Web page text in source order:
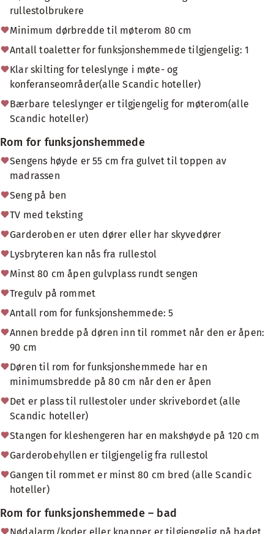
rullestolbrukere
Minimum dørbredde til møterom 80 cm
Antall toaletter for funksjonshemmede tilgjengelig: 1
Klar skilting for teleslynge i møte- og
konferanseområder(alle Scandic hoteller)
Bærbare teleslynger er tilgjengelig for møterom(alle
Scandic hoteller)
Rom for funksjonshemmede
Sengens høyde er 55 cm fra gulvet til toppen av
madrassen
Seng på ben
TV med teksting
Garderoben er uten dører eller har skyvedører
Lysbryteren kan nås fra rullestol
Minst 80 cm åpen gulvplass rundt sengen
Tregulv på rommet
Antall rom for funksjonshemmede: 5
Annen bredde på døren inn til rommet når den er åpen:
90 cm
Døren til rom for funksjonshemmede har en
minimumsbredde på 80 cm når den er åpen
Det er plass til rullestoler under skrivebordet (alle
Scandic hoteller)
Stangen for kleshengeren har en makshøyde på 120 cm
Garderobehyllen er tilgjengelig fra rullestol
Gangen til rommet er minst 80 cm bred (alle Scandic
hoteller)
Rom for funksjonshemmede – bad